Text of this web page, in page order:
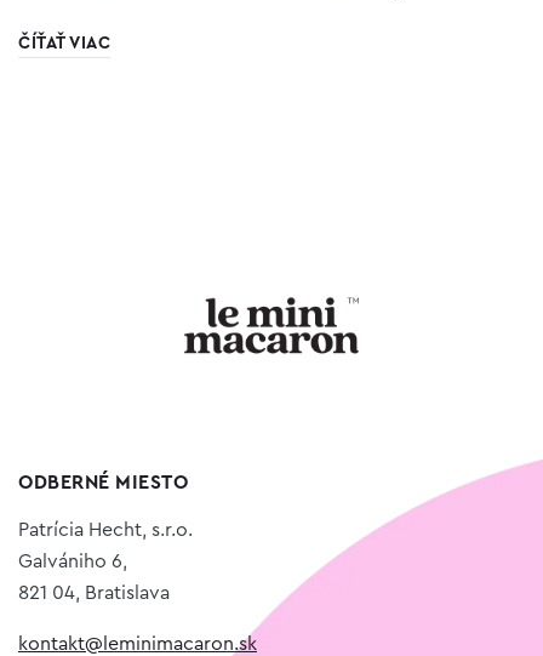
ČÍŤAŤ VIAC
ODBERNÉ MIESTO
Patrícia Hecht, s.r.o.
Galvániho 6,
821 04, Bratislava
kontakt@leminimacaron.sk